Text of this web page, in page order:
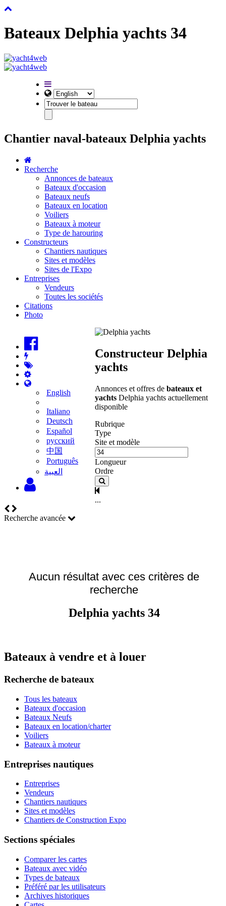
Bateaux Delphia yachts 34
Chantier naval-bateaux Delphia yachts
Recherche
Annonces de bateaux
Bateaux d'occasion
Bateaux neufs
Bateaux en location
Voiliers
Bateaux à moteur
Type de harouring
Constructeurs
Chantiers nautiques
Sites et modèles
Sites de l'Expo
Entreprises
Vendeurs
Toutes les sociétés
Citations
Photo
English
Italiano
Deutsch
Español
русский
中国
Português
‫العبية
Constructeur Delphia
yachts
Annonces et offres de bateaux et
yachts Delphia yachts actuellement
disponible
Rubrique
Type
Site et modèle
Longueur
Ordre
...
Recherche avancée
Aucun résultat avec ces critères de
recherche
Delphia yachts 34
Bateaux à vendre et à louer
Recherche de bateaux
Tous les bateaux
Bateaux d'occasion
Bateaux Neufs
Bateaux en location/charter
Voiliers
Bateaux à moteur
Entreprises nautiques
Entreprises
Vendeurs
Chantiers nautiques
Sites et modèles
Chantiers de Construction Expo
Sections spéciales
Comparer les cartes
Bateaux avec vidéo
Types de bateaux
Préféré par les utilisateurs
Archives historiques